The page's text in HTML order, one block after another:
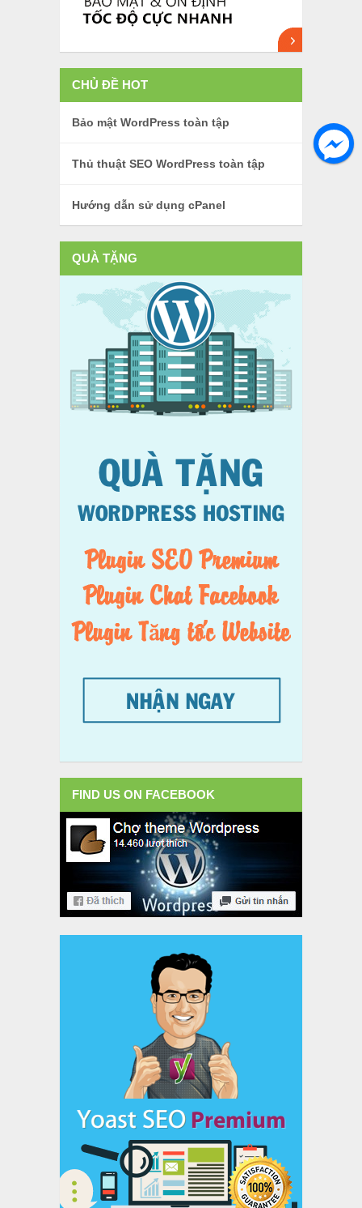
CHỦ ĐỀ HOT
Bảo mật WordPress toàn tập
Thủ thuật SEO WordPress toàn tập
Hướng dẫn sử dụng cPanel
QUÀ TẶNG
FIND US ON FACEBOOK